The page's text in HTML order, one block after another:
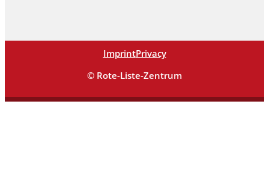
ImprintPrivacy
© Rote-Liste-Zentrum